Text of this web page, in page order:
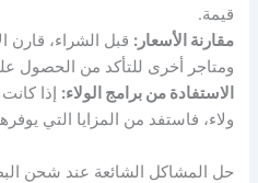
قيمة.
مقارنة الأسعار: قبل الشراء، قارن
ومتاجر أخرى للتأكد من الحصول
الاستفادة من برامج الولاء: إذا
ولاء، فاستفد من المزايا التي
حل المشاكل الشائعة عند شحن